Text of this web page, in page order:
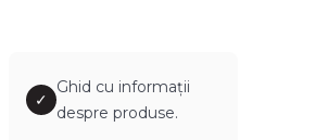
✓
Ghid cu informații
despre produse.